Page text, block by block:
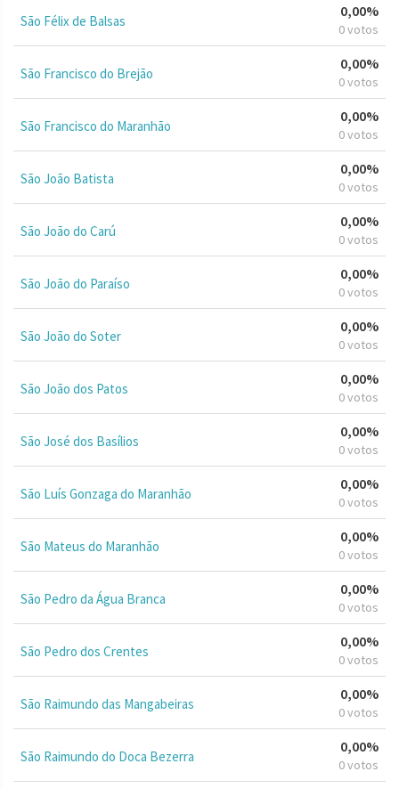
São Félix de Balsas
0,00%
0 votos
São Francisco do Brejão
0,00%
0 votos
São Francisco do Maranhão
0,00%
0 votos
São João Batista
0,00%
0 votos
São João do Carú
0,00%
0 votos
São João do Paraíso
0,00%
0 votos
São João do Soter
0,00%
0 votos
São João dos Patos
0,00%
0 votos
São José dos Basílios
0,00%
0 votos
São Luís Gonzaga do Maranhão
0,00%
0 votos
São Mateus do Maranhão
0,00%
0 votos
São Pedro da Água Branca
0,00%
0 votos
São Pedro dos Crentes
0,00%
0 votos
São Raimundo das Mangabeiras
0,00%
0 votos
São Raimundo do Doca Bezerra
0,00%
0 votos